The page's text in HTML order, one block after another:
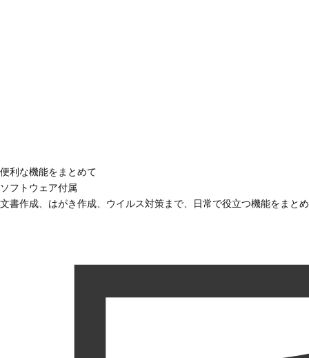
便利な機能をまとめて
ソフトウェア付属
文書作成、はがき作成、ウイルス対策まで、日常で役立つ機能をまと